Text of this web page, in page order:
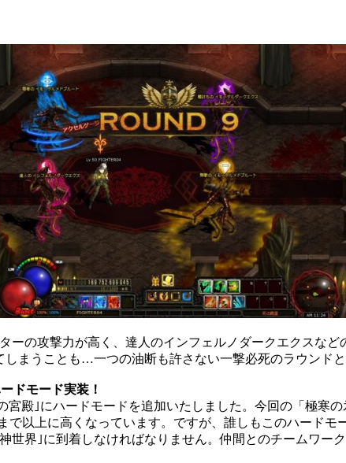
ーの攻撃力が高く、達人のインフェルノダークエクスな
まうことも…一つの油断も許さない一撃必死のラウンド
ドモード実装！
殿｣にハードモードを追加いたしました。今回の「極寒
で以上に高くなっています。ですが、誰しもこのハード
世界｣に到着しなければなりません。仲間とのチームワー